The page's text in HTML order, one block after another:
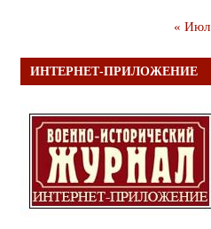
« Июл
ИНТЕРНЕТ-ПРИЛОЖЕНИЕ